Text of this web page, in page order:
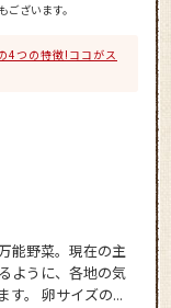
ざいます。
4つの特徴!ココがス
能野菜。現在の主
ように、各地の気
す。 卵サイズの...